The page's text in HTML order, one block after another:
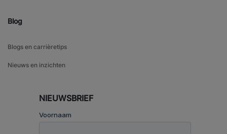
Blog
Blogs en carrièretips
Nieuws en inzichten
NIEUWSBRIEF